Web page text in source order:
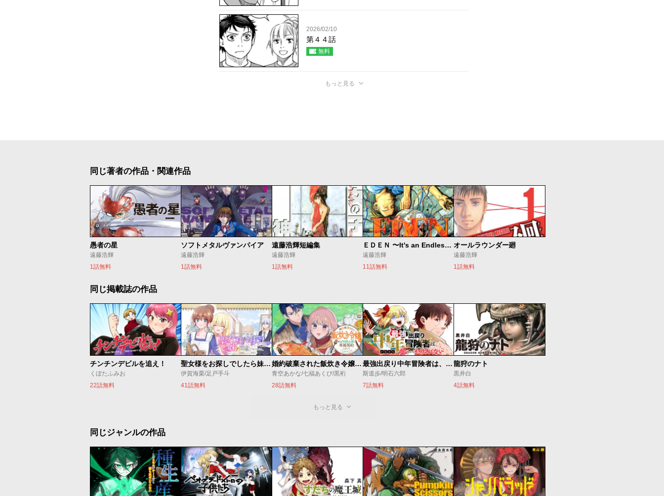
2026/02/10
第４４話
無料
もっと見る
同じ著者の作品・関連作品
愚者の星
遠藤浩輝
1話無料
ソフトメタルヴァンパイア
遠藤浩輝
1話無料
遠藤浩輝短編集
遠藤浩輝
1話無料
ＥＤＥＮ 〜It's an Endless World!〜
遠藤浩輝
11話無料
オールラウンダー廻
遠藤浩輝
1話無料
同じ掲載誌の作品
チンチンデビルを追え！
くぼたふみお
22話無料
聖女様をお探しでしたら妹で間違いありません。さあどうぞお連れください、今すぐ。
伊賀海栗/足戸手斗
41話無料
婚約破棄された飯炊き令嬢の私は冷酷公爵と専属契約しました～ですが胃袋を掴んだ結果、冷たかった公爵様がどんどん優しくなっています～
青空あかな/七福あくび/黒裄
28話無料
最強出戻り中年冒険者は、今さら命なんてかけたくない
斯道歩/明石六郎
7話無料
龍狩のナト
黒井白
4話無料
もっと見る
同じジャンルの作品